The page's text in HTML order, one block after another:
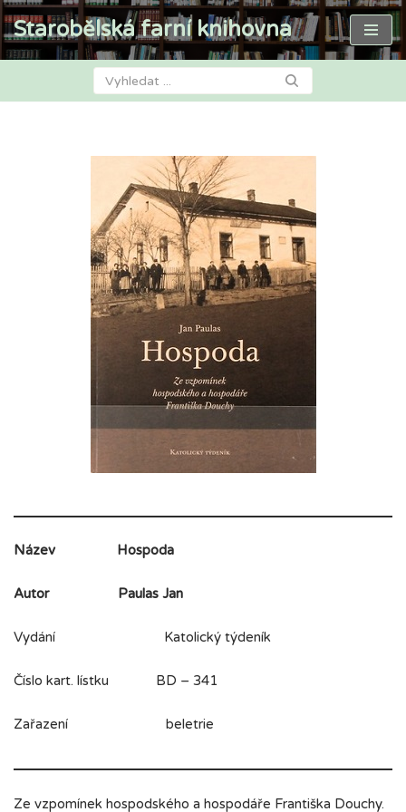
Přeskočit
Starobělská farní knihovna
Název Hospoda
Autor Paulas Jan
Vydání Katolický týdeník
Číslo kart. lístku BD – 341
Zařazení beletrie
Ze vzpomínek hospodského a hospodáře Františka Douchy.